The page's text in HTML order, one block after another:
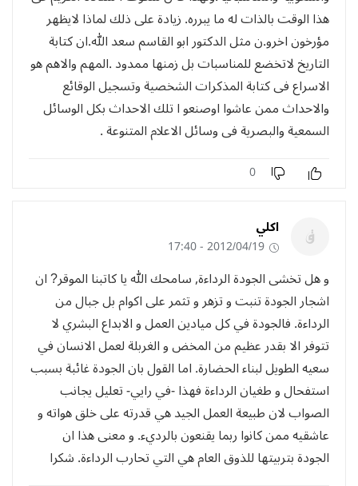
هذا الوقت بالذات له ما يبرره. زيادة على ذلك لماذا لايظهر
مؤرخون اخرو.ن مثل الدكتور ابو القاسم سعد الله.ان كتابة
التاريخ لاتخضع للمناسبات بل زمنها ممدود .المهم والاهم هو
الاسراع فى كتابة المذكرات الشخصية وتسجيل الوقائع
والاحداث ممن عاشوا اوصنعو ا تلك الاحداث بكل الوسائل
السمعية والبصرية فى وسائل الاعلام المتنوعة .
0
اكلي
2012/04/19 - 17:40
و هل تخشى الجودة الرداءة, سامحك الله يا كاتبنا الموقر? ان
اشجار الجودة تنبت و تزهر و تثمر على اكوام بل جبال من
الرداءة. فالجودة في كل ميادين العمل و الابداع البشري لا
تتوفر الا بقدر عظيم من المخض و الغربلة لعمل الانسان في
سعيه الطويل لبناء الحضارة. اما القول بان الجودة غائبة بسبب
استفحال و طغيان الرداءة فهذا -في رايي- تعليل يجانب
الصواب لان طبيعة العمل الجيد هي قدرته على خلق هواته و
عاشقيه ممن كانوا ربما يقنعون بالرديء. و معنى هذا ان
الجودة بتربيتها للذوق العام هي التي تحارب الرداءة. شكرا